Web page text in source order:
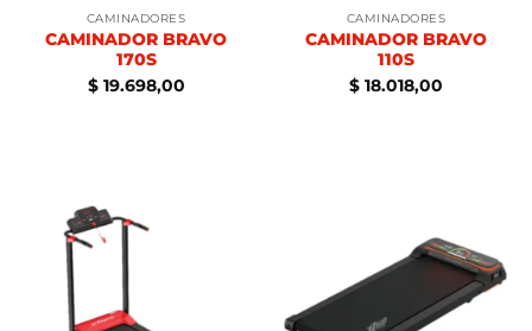
CAMINADORES
CAMINADOR BRAVO
170S
$19.698,00
CAMINADORES
CAMINADOR BRAVO
110S
$ 18.018,00